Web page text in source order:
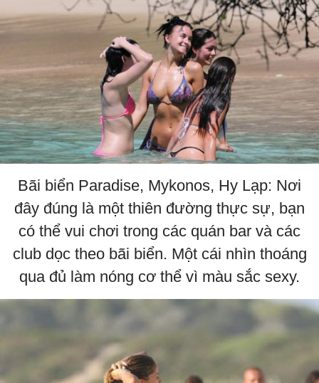
Bãi biển Paradise, Mykonos, Hy Lạp: Nơi
đây đúng là một thiên đường thực sự, bạn
có thể vui chơi trong các quán bar và các
club dọc theo bãi biển. Một cái nhìn thoáng
qua đủ làm nóng cơ thể vì màu sắc sexy.